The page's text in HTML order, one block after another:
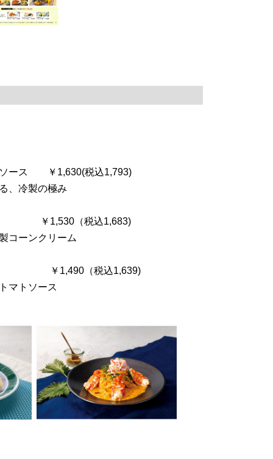
ムソース ￥1,630(税込1,793)
、冷製の極み
ース ￥1,530（税込1,683)
コーンクリーム
ース ￥1,490（税込1,639)
マトソース